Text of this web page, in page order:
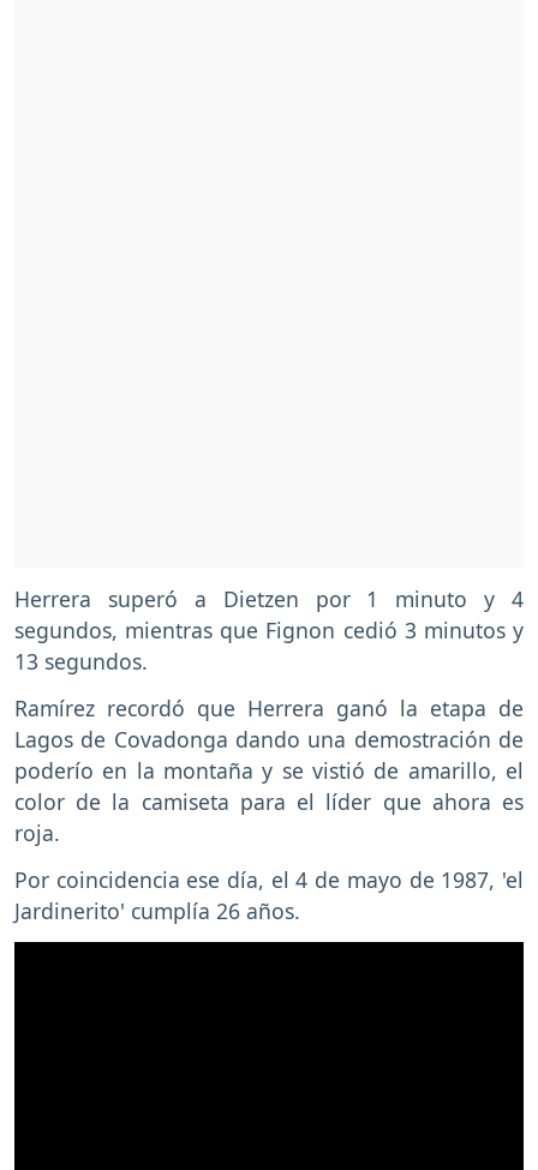
Herrera superó a Dietzen por 1 minuto y 4
segundos, mientras que Fignon cedió 3 minutos y
13 segundos.
Ramírez recordó que Herrera ganó la etapa de
Lagos de Covadonga dando una demostración de
poderío en la montaña y se vistió de amarillo, el
color de la camiseta para el líder que ahora es
roja.
Por coincidencia ese día, el 4 de mayo de 1987, 'el
Jardinerito' cumplía 26 años.